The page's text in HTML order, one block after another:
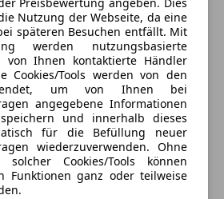
mit Funkfernbedienung
Glattleder in Schwarz
Nutzung der Webseite, da eine
späteren Besuchen entfällt. Mit
werden nutzungsbasierte
von Ihnen kontaktierte Händler
Cookies/Tools werden von den
um von Ihnen bei
angegebene Informationen
und innerhalb dieses
für die Befüllung neuer
wiederzuverwenden. Ohne
Cookies/Tools können
Funktionen ganz oder teilweise